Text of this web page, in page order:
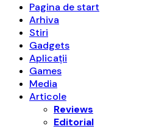
Pagina de start
Arhiva
Stiri
Gadgets
Aplicații
Games
Media
Articole
Reviews
Editorial